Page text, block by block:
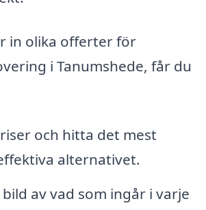
in olika offerter för
i Tanumshede, får du
och hitta det mest
alternativet.
bild av vad som ingår i varje